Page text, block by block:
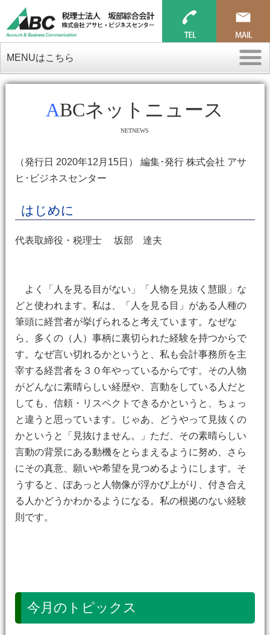
MENUはこちら
ABCネットニュース
NETNEWS
（発行日 2020年12月15日） 編集･発行 株式会社 アサ
ヒ･ビジネスセンター
はじめに
代表取締役・税理士 坂部 達夫
よく「人を見る目がない」「人物を見抜く慧眼」な
どと使われます。私は、「人を見る目」がある人種の
筆頭に経営者が挙げられると考えています。なぜな
ら、多くの（人）事柄に裏切られた経験を持つからで
す。なぜ言い切れるかというと、私も会計事務所を主
宰する経営者を３０年やっているからです。その人物
がどんなに素晴らしい経歴や、言動をしている人だと
しても、信頼・リスペクトできるかというと、ちょっ
と違うと思っています。じゃあ、どうやって見抜くの
かというと「見抜けません。」ただ、その素晴らしい
言動の背景にある動機をとらまえるように努め、さら
にその真意、願いや希望を見つめるようにします。そ
うすると、ぽあっと人物像が浮かび上がり、付き合え
る人かどうかわかるようになる。私の根拠のない経験
則です。
今月のトピックス